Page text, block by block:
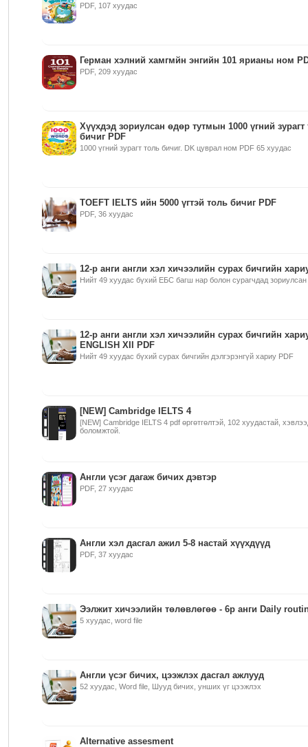
PDF, 107 хуудас
Герман хэлний хамгмйн энгийн 101 ярианы ном
PDF, 209 хуудас
Хүүхдэд зориулсан өдөр тутмын 1000 үгний зурагт
бичиг PDF
1000 үгний зурагт толь бичиг. DK цуврал ном PDF 65 хуудас
TOEFT IELTS ийн 5000 үгтэй толь бичиг PDF
PDF, 36 хуудас
12-р анги англи хэл хичээлийн сурах бичгийн
Нийт 49 хуудас бүхий ЕБС багш нар болон сурагчдад зориулсан
12-р анги англи хэл хичээлийн сурах бичгийн
ENGLISH XII PDF
Нийт 49 хуудас бүхий сурах бичгийн дэлгэрэнгүй хариу PDF
[NEW] Cambridge IELTS 4
[NEW] Cambridge IELTS 4 pdf өргөтгөлтэй, 102 хуудастай,
боломжтой.
Англи үсэг дагаж бичих дэвтэр
PDF, 27 хуудас
Англи хэл дасгал ажил 5-8 настай хүүхдүүд
PDF, 37 хуудас
Ээлжит хичээлийн төлөвлөгөө - 6р анги Daily
5 хуудас, word file
Англи үсэг бичих, цээжлэх дасгал ажлууд
52 хуудас, Word file, Шууд бичих, унших үг цээжлэх
Alternative assesment